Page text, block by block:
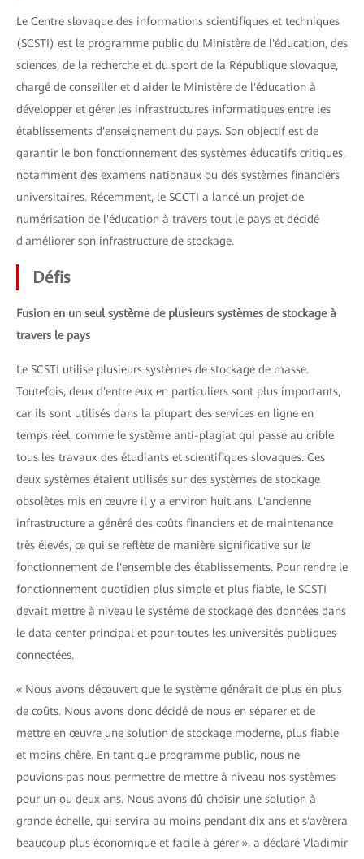
Le Centre slovaque des informations scientifiques et techniques
(SCSTI) est le programme public du Ministère de l'éducation, des
sciences, de la recherche et du sport de la République slovaque,
chargé de conseiller et d'aider le Ministère de l'éducation à
développer et gérer les infrastructures informatiques entre les
établissements d'enseignement du pays. Son objectif est de
garantir le bon fonctionnement des systèmes éducatifs critiques,
notamment des examens nationaux ou des systèmes financiers
universitaires. Récemment, le SCCTI a lancé un projet de
numérisation de l'éducation à travers tout le pays et décidé
d'améliorer son infrastructure de stockage.
Défis
Fusion en un seul système de plusieurs systèmes de stockage à
travers le pays
Le SCSTI utilise plusieurs systèmes de stockage de masse.
Toutefois, deux d'entre eux en particuliers sont plus importants,
car ils sont utilisés dans la plupart des services en ligne en
temps réel, comme le système anti-plagiat qui passe au crible
tous les travaux des étudiants et scientifiques slovaques. Ces
deux systèmes étaient utilisés sur des systèmes de stockage
obsolètes mis en œuvre il y a environ huit ans. L'ancienne
infrastructure a généré des coûts financiers et de maintenance
très élevés, ce qui se reflète de manière significative sur le
fonctionnement de l'ensemble des établissements. Pour rendre le
fonctionnement quotidien plus simple et plus fiable, le SCSTI
devait mettre à niveau le système de stockage des données dans
le data center principal et pour toutes les universités publiques
connectées.
« Nous avons découvert que le système générait de plus en plus
de coûts. Nous avons donc décidé de nous en séparer et de
mettre en œuvre une solution de stockage moderne, plus fiable
et moins chère. En tant que programme public, nous ne
pouvions pas nous permettre de mettre à niveau nos systèmes
pour un ou deux ans. Nous avons dû choisir une solution à
grande échelle, qui servira au moins pendant dix ans et s'avèrera
beaucoup plus économique et facile à gérer », a déclaré Vladimir